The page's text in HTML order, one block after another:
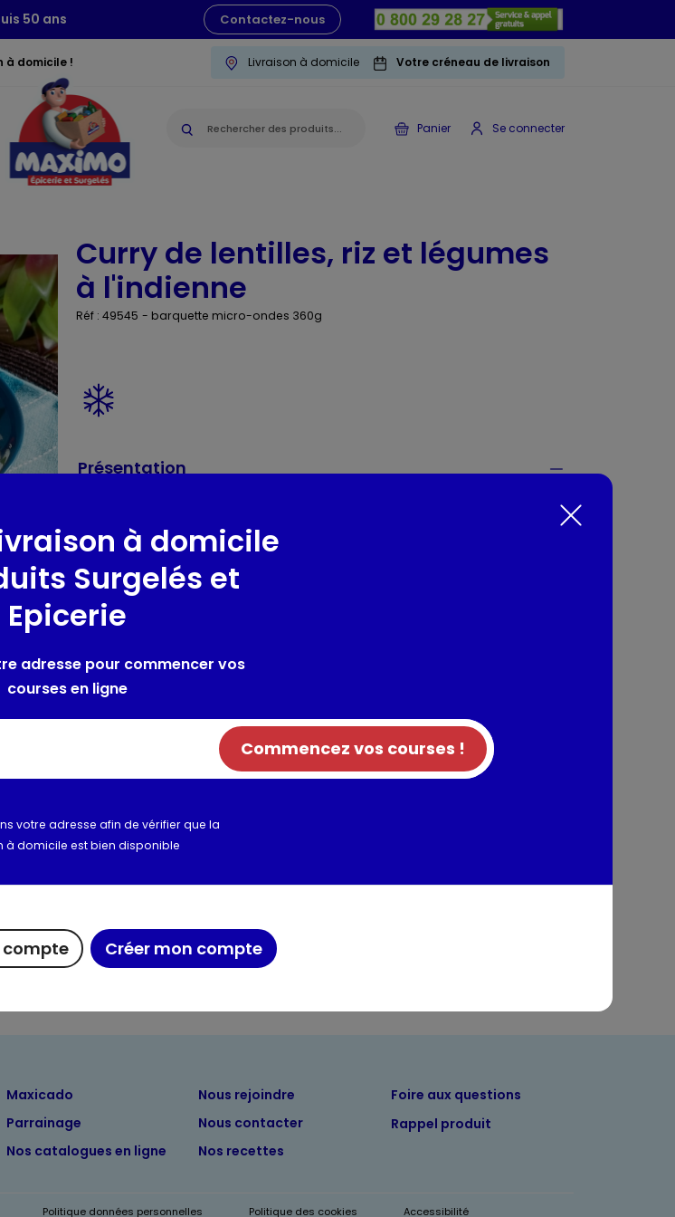
50 ans Contactez-nous
à domicile ! Livraison à domicile Votre créneau de livraison
Panier Se connecter
Curry de lentilles, riz et légumes
à l'indienne
Réf : 49545 - barquette micro-ondes 360g
Présentation
Utilisation et conservation
Composition / Ingrédients / Allergènes
Ingrédients : Ingrédients: Lentilles 31% (lentilles vertes 24%, lentilles rouges
7%, eau), riz cuit 21% (eau, riz), bouillon de légumes (eau, oignon,
poireau, CÉLERI, carotte, sel), lait de coco (noix de coco, eau), carottes,
oignons, échalotes, pâte de SÉSAME, huile de colza, sel, amidon transformé
de riz, fibre de chicorée, eau, gingembre, coriandre, curry 0.1% (épices,
cumin, cannelle. _Traces éventuelles de céréales contenant du gluten,
Allergènes :céleri, noix de cajou, sésame, soja
Maxicado
Parrainage
Nos catalogues en ligne
Nous rejoindre
Nous contacter
Nos recettes
Foire aux questions
Rappel produit
Politique données personnelles Politique des cookies Accessibilité
à domicile
Surgelés et
Epicerie
adresse pour commencer vos
courses en ligne
Commencez vos courses !
votre adresse afin de vérifier que la
à domicile est bien disponible
compte Créer mon compte